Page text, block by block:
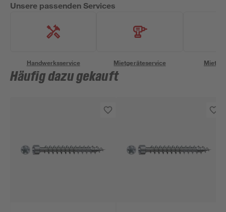
Unsere passenden Services
Handwerksservice Mietgeräteservice
Häufig dazu gekauft